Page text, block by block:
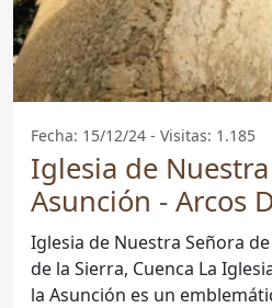
Fecha: 15/12/24 - Visitas: 1.185
Iglesia de
Asunción - Arcos
Iglesia de Nuestra Señora
de la Sierra, Cuenca La Iglesia de Nuestra Señora de
la Asunción es un